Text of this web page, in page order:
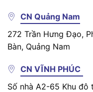
CN Quảng Nam
272 Trần Hưng Đạo,
Bàn, Quảng Nam
CN VĨNH PHÚC
Số nhà A2-65 Khu đô